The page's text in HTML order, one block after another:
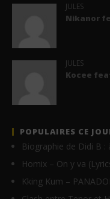
JULES
Nikanor
JULES
Kocee
POPULAIRES CE
Biographie de Didi B
Homix – On y va
Kking Kum –